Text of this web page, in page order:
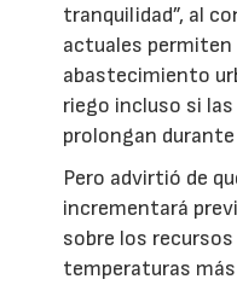
tranquilidad”, al
actuales
abastecimiento
riego incluso si
prolongan
Pero advirtió de
incrementará
sobre los
temperaturas